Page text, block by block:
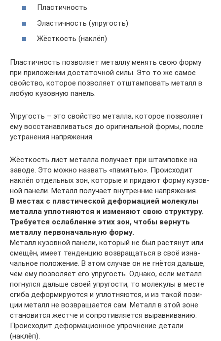
Пла­стич­ность
Эла­стич­ность (упру­гость)
Жёст­кость (наклёп)
Пла­стич­ность поз­во­ля­ет метал­лу менять свою фор­му
при при­ло­же­нии доста­точ­ной силы. Это то же самое
свой­ство, кото­рое поз­во­ля­ет отштам­по­вать металл в
любую кузов­ную панель.
Упру­гость – это свой­ство метал­ла, кото­рое поз­во­ля­ет
ему вос­ста­нав­ли­вать­ся до ори­ги­наль­ной фор­мы, после
устра­не­ния напряжения.
Жёст­кость лист метал­ла полу­ча­ет при штам­пов­ке на
заво­де. Это мож­но назвать «памя­тью». Про­ис­хо­дит
наклёп отдель­ных зон, кото­рые и при­да­ют фор­му кузов­
ной пане­ли. Металл полу­ча­ет внут­рен­ние напряжения.
В местах с пла­сти­че­ской дефор­ма­ци­ей моле­ку­лы
метал­ла уплот­ня­ют­ся и изме­ня­ют свою струк­ту­ру.
Тре­бу­ет­ся ослаб­ле­ние этих зон, что­бы вер­нуть
метал­лу пер­во­на­чаль­ную форму.
Металл кузов­ной пане­ли, кото­рый не был рас­тя­нут или
сме­щён, име­ет тен­ден­цию воз­вра­щать­ся в своё изна­
чаль­ное поло­же­ние. В этом слу­чае он не гнёт­ся даль­ше,
чем ему поз­во­ля­ет его упру­гость. Одна­ко, если металл
погнул­ся даль­ше сво­ей упру­го­сти, то моле­ку­лы в месте
сги­ба дефор­ми­ру­ют­ся и уплот­ня­ют­ся, и из такой пози­
ции металл не воз­вра­ща­ет­ся сам. Металл в этой зоне
ста­но­вит­ся жест­че и сопро­тив­ля­ет­ся вырав­ни­ва­нию.
Про­ис­хо­дит дефор­ма­ци­он­ное упроч­не­ние дета­ли
(наклёп).